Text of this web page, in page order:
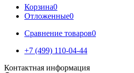
Корзина0
Отложенные0
Сравнение товаров0
+7 (499) 110-04-44
Контактная информация